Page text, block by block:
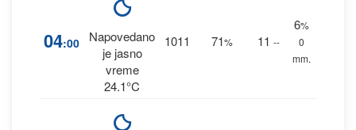
04:00
Napovedano
je jasno
vreme
24.1°C
1011 71% 11 --
6%
0
mm.